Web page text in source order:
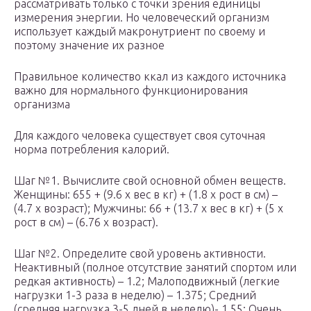
рассматривать только с точки зрения единицы
измерения энергии. Но человеческий организм
использует каждый макронутриент по своему и
поэтому значение их разное
Правильное количество ккал из каждого источника
важно для нормального функционирования
организма
Для каждого человека существует своя суточная
норма потребления калорий.
Шаг №1. Вычислите свой основной обмен веществ.
Женщины: 655 + (9.6 x вес в кг) + (1.8 x рост в см) –
(4.7 x возраст); Мужчины: 66 + (13.7 x вес в кг) + (5 x
рост в см) – (6.76 x возраст).
Шаг №2. Определите свой уровень активности.
Неактивный (полное отсутствие занятий спортом или
редкая активность) – 1.2; Малоподвижный (легкие
нагрузки 1-3 раза в неделю) – 1.375; Средний